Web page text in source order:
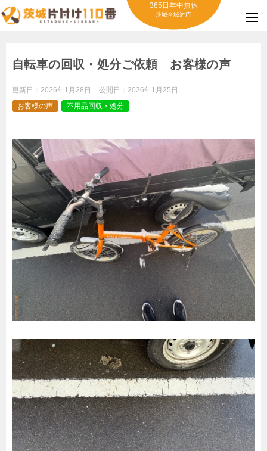
365日年中無休
茨城全域対応
自転車の回収・処分ご依頼 お客様の声
更新日： 2026年1月28日 公開日： 2026年1月25日
お客様の声
不用品回収・処分